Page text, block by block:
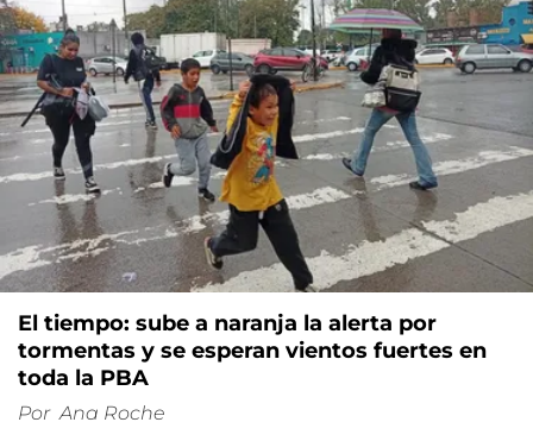
El tiempo: sube a naranja la alerta por
tormentas y se esperan vientos fuertes en
toda la PBA
Por Ana Roche